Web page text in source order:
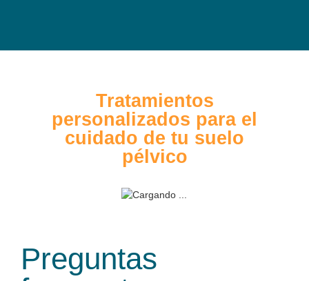
Tratamientos
personalizados para el
cuidado de tu suelo
pélvico
Preguntas